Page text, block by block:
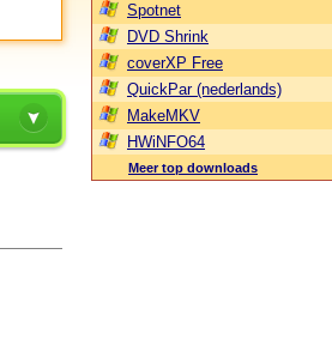
Spotnet
DVD Shrink
coverXP Free
QuickPar (nederlands)
MakeMKV
HWiNFO64
Meer top downloads